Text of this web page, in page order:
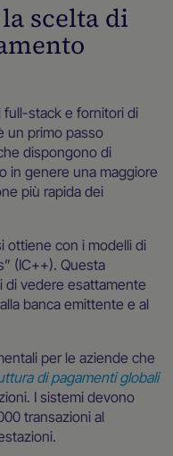
scelta di
full-stack e fornitori di
un primo passo
dispongono di
in genere una maggiore
più rapida dei
ottiene con i modelli di
(IC++). Questa
di vedere esattamente
banca emittente e al
per le aziende che
di pagamenti globali
I sistemi devono
transazioni al